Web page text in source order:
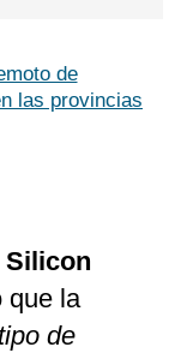
de
las provincias
Silicon
que la
de